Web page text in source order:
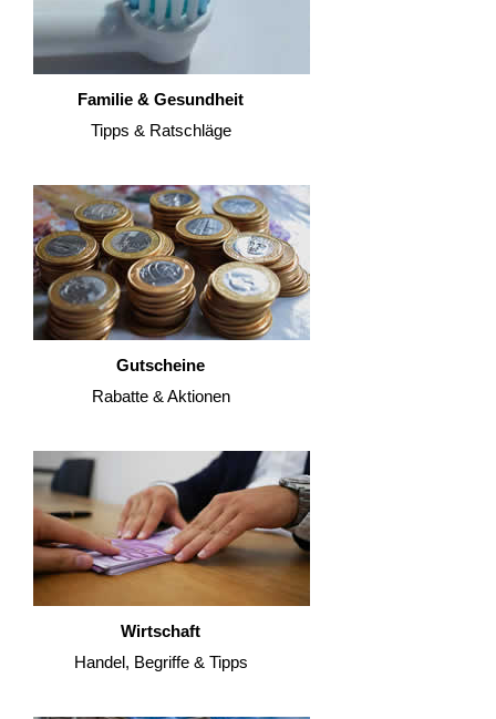
Familie & Gesundheit
Tipps & Ratschläge
Gutscheine
Rabatte & Aktionen
Wirtschaft
Handel, Begriffe & Tipps